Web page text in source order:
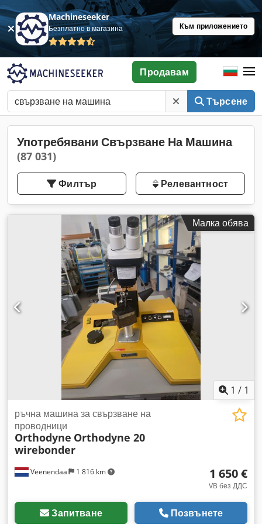
Machineseeker
Безплатно в магазина Към приложението
Търсене
Продавам
Употребявани Свързване На Машина
(87 031)
Филтър Релевантност
Малка обява
1 / 1
Veenendaal 1 816 km
ръчна машина за свързване на
проводници
Orthodyne Orthodyne 20
wirebonder
1 650 €
VB без ДДС
Запитване Позвънете